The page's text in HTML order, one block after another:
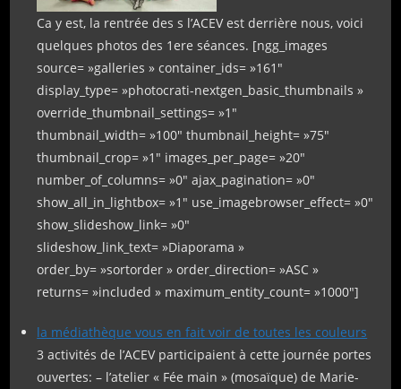
Ca y est, la rentrée des s l’ACEV est derrière nous, voici
quelques photos des 1ere séances. [ngg_images
source= »galleries » container_ids= »161″
display_type= »photocrati-nextgen_basic_thumbnails »
override_thumbnail_settings= »1″
thumbnail_width= »100″ thumbnail_height= »75″
thumbnail_crop= »1″ images_per_page= »20″
number_of_columns= »0″ ajax_pagination= »0″
show_all_in_lightbox= »1″ use_imagebrowser_effect= »0″
show_slideshow_link= »0″
slideshow_link_text= »Diaporama »
order_by= »sortorder » order_direction= »ASC »
returns= »included » maximum_entity_count= »1000″]
la médiathèque vous en fait voir de toutes les couleurs
3 activités de l’ACEV participaient à cette journée portes
ouvertes: – l’atelier « Fée main » (mosaïque) de Marie-